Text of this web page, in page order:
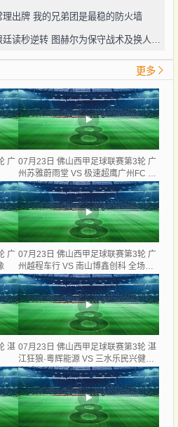
出牌 我的兄弟团是最稳的防火墙
更多
广 07月23日 佛山西甲足球联赛第3轮 广
州苏雅蔚雨堂 VS 极速超鹰广州FC 全
场录像
广 07月23日 佛山西甲足球联赛第3轮 广
州越程车行 VS 南山博鑫创科 全场录
像
湛 07月23日 佛山西甲足球联赛第3轮 湛
江狂狼·粵辉能源 VS 三水乐民兴健力
宝 全场录像